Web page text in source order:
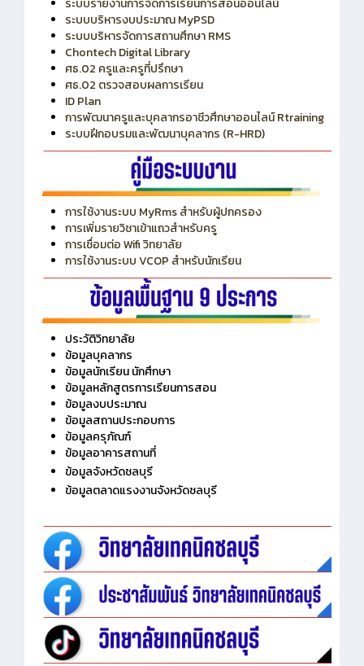
ระบบติดตามผู้สำเร็จการศึกษา
ระบบรายงานการจัดการเรียนการสอนออนไลน์
ระบบบริหารงบประมาณ MyPSD
ระบบบริหารจัดการสถานศึกษา RMS
Chontech Digital Library
ศธ.02 ครูและครูที่ปรึกษา
ศธ.02 ตรวจสอบผลการเรียน
ID Plan
การพัฒนาครูและบุคลากรอาชีวศึกษาออนไลน์ Rtraining
ระบบฝึกอบรมและพัฒนาบุคลากร (R-HRD)
การใช้งานระบบ MyRms สำหรับผู้ปกครอง
การเพิ่มรายวิชาเข้าแถวสำหรับครู
การเชื่อมต่อ Wifi วิทยาลัย
การใช้งานระบบ VCOP สำหรับนักเรียน
ประวัติวิทยาลัย
ข้อมูลบุคลากร
ข้อมูลนักเรียน นักศึกษา
ข้อมูลหลักสูตรการเรียนการสอน
ข้อมูลงบประมาณ
ข้อมูลสถานประกอบการ
ข้อมูลครุภัณฑ์
ข้อมูลอาคารสถานที่
ข้อมูลจังหวัดชลบุรี